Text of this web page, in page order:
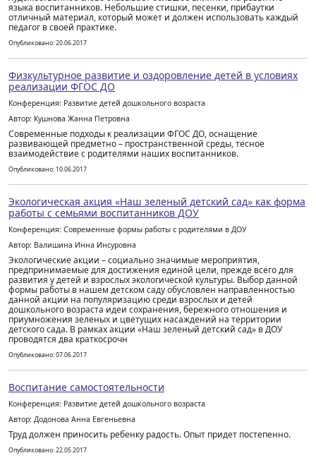
языка воспитанников. Небольшие стишки, песенки, прибаутки
отличный материал, который может и должен использовать каждый
педагог в своей практике.
Опубликовано: 20.06.2017
Физкультурное развитие и оздоровление детей в условиях
реализации ФГОС ДО
Конференция: Развитие детей дошкольного возраста
Автор: Кушнова Жанна Петровна
Современные подходы к реализации ФГОС ДО, оснащение
развивающей предметно – пространственной среды, тесное
взаимодействие с родителями наших воспитанников.
Опубликовано: 10.06.2017
Экологическая акция «Наш зеленый детский сад» как форма
работы с семьями воспитанников ДОУ
Конференция: Современные формы работы с родителями в ДОУ
Автор: Валишина Инна Инсуровна
Экологические акции – социально значимые мероприятия,
предпринимаемые для достижения единой цели, прежде всего для
развития у детей и взрослых экологической культуры. Выбор данной
формы работы в нашем детском саду обусловлен направленностью
данной акции на популяризацию среди взрослых и детей
дошкольного возраста идеи сохранения, бережного отношения и
приумножения зеленых и цветущих насаждений на территории
детского сада. В рамках акции «Наш зеленый детский сад» в ДОУ
проводятся два краткосрочн
Опубликовано: 07.06.2017
Воспитание самостоятельности
Конференция: Развитие детей дошкольного возраста
Автор: Додонова Анна Евгеньевна
Труд должен приносить ребенку радость. Опыт придет постепенно.
Опубликовано: 22.05.2017